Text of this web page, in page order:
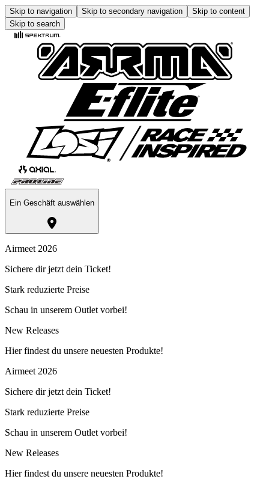
Skip to navigation Skip to secondary navigation
Skip to content
Skip to search
Ein Geschäft auswählen
Airmeet 2026
Sichere dir jetzt dein Ticket!
Stark reduzierte Preise
Schau in unserem Outlet vorbei!
New Releases
Hier findest du unsere neuesten Produkte!
Airmeet 2026
Sichere dir jetzt dein Ticket!
Stark reduzierte Preise
Schau in unserem Outlet vorbei!
New Releases
Hier findest du unsere neuesten Produkte!